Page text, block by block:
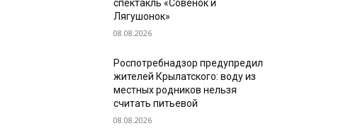
спектакль «Совёнок и
Лягушонок»
08.08.2026
Роспотребнадзор предупредил
жителей Крылатского: воду из
местных родников нельзя
считать питьевой
08.08.2026